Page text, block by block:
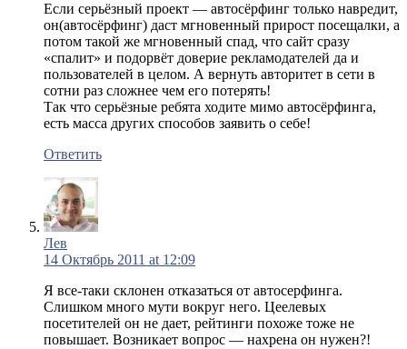
Если серьёзный проект — автосёрфинг только навредит,
он(автосёрфинг) даст мгновенный прирост посещалки, а
потом такой же мгновенный спад, что сайт сразу
«спалит» и подорвёт доверие рекламодателей да и
пользователей в целом. А вернуть авторитет в сети в
сотни раз сложнее чем его потерять!
Так что серьёзные ребята ходите мимо автосёрфинга,
есть масса других способов заявить о себе!
Ответить
Лев
14 Октябрь 2011 at 12:09
Я все-таки склонен отказаться от автосерфинга.
Слишком много мути вокруг него. Цеелевых
посетителей он не дает, рейтинги похоже тоже не
повышает. Возникает вопрос — нахрена он нужен?!